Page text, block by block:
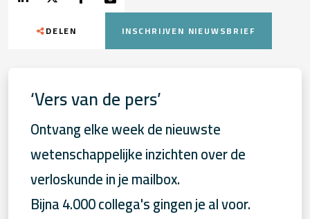
DELEN INSCHRIJVEN NIEUWSBRIEF
‘Vers van de pers’
Ontvang elke week de nieuwste
wetenschappelijke inzichten over de
verloskunde in je mailbox.
Bijna 4.000 collega's gingen je al voor.